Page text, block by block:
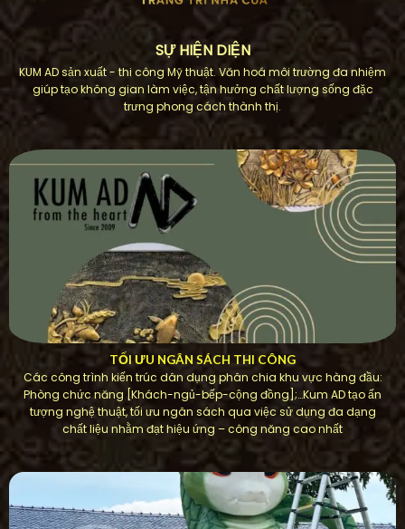
SỰ HIỆN DIỆN
KUM AD sản xuất - thi công Mỹ thuật. Văn hoá môi trường đa nhiệm
giúp tạo không gian làm việc, tận hưởng chất lượng sống đặc
trưng phong cách thành thị.
TỐI ƯU NGÂN SÁCH THI CÔNG
Các công trình kiến ​​trúc dân dụng phân chia khu vực hàng đầu:
Phòng chức năng [Khách-ngủ-bếp-cộng đồng];…Kum AD tạo ấn
tượng nghệ thuật, tối ưu ngân sách qua việc sử dụng đa dạng
chất liệu nhằm đạt hiệu ứng – công năng cao nhất